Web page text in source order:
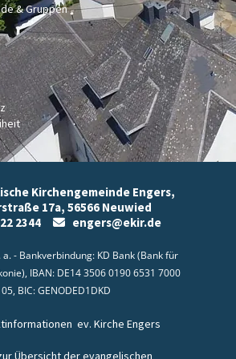
& Gruppen
Kirchengemeinde Engers,
17a, 56566 Neuwied
2344 engers@ekir.de
a. - Bankverbindung: KD Bank (Bank für
IBAN: DE14 3506 0190 6531 7000
05, BIC: GENODED1DKD
ev. Kirche Engers
Übersicht der evangelischen